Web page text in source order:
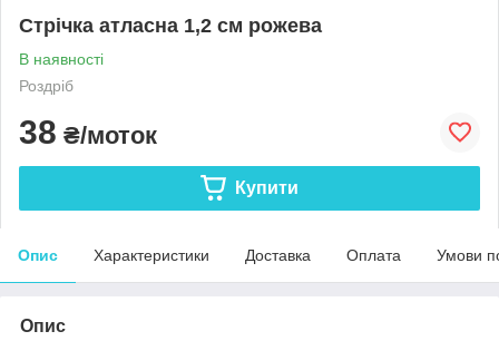
Стрічка атласна 1,2 см рожева
В наявності
Роздріб
38 ₴/моток
Купити
Опис Характеристики Доставка Оплата Умови
Опис